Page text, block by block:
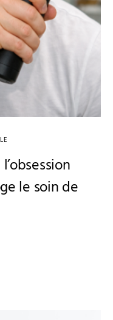
le soin de